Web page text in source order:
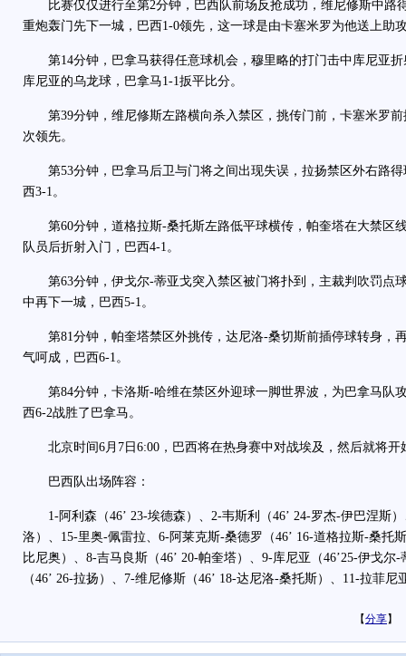
比赛仅仅进行至第2分钟，巴西队前场反抢成功，维尼修斯中路
重炮轰门先下一城，巴西1-0领先，这一球是由卡塞米罗为他送上助
第14分钟，巴拿马获得任意球机会，穆里略的打门击中库尼亚折
库尼亚的乌龙球，巴拿马1-1扳平比分。
第39分钟，维尼修斯左路横向杀入禁区，挑传门前，卡塞米罗前
次领先。
第53分钟，巴拿马后卫与门将之间出现失误，拉扬禁区外右路得
西3-1。
第60分钟，道格拉斯-桑托斯左路低平球横传，帕奎塔在大禁区
队员后折射入门，巴西4-1。
第63分钟，伊戈尔-蒂亚戈突入禁区被门将扑到，主裁判吹罚点
中再下一城，巴西5-1。
第81分钟，帕奎塔禁区外挑传，达尼洛-桑切斯前插停球转身，
气呵成，巴西6-1。
第84分钟，卡洛斯-哈维在禁区外迎球一脚世界波，为巴拿马队
西6-2战胜了巴拿马。
北京时间6月7日6:00，巴西将在热身赛中对战埃及，然后就将开
巴西队出场阵容：
1-阿利森（46’ 23-埃德森）、2-韦斯利（46’ 24-罗杰-伊巴涅斯）
洛）、15-里奥-佩雷拉、6-阿莱克斯-桑德罗（46’ 16-道格拉斯-桑托
比尼奥）、8-吉马良斯（46’ 20-帕奎塔）、9-库尼亚（46’25-伊戈尔
（46’ 26-拉扬）、7-维尼修斯（46’ 18-达尼洛-桑托斯）、11-拉菲尼
【分享】